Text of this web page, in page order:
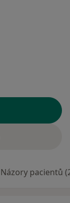
Názory pacientů